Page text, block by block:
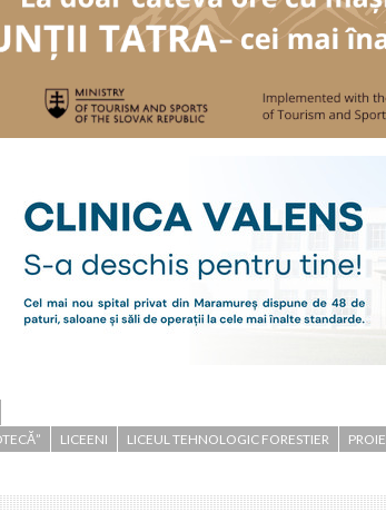
LICEENI LICEUL TEHNOLOGIC FORESTIER